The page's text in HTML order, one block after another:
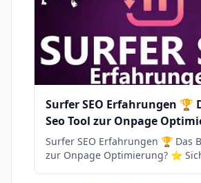
Surfer SEO Erfahrungen 🏆
Seo Tool zur Onpage
Surfer SEO Erfahrungen 🏆 Das
zur Onpage Optimierung? ⭐ Sicher Dir jetzt